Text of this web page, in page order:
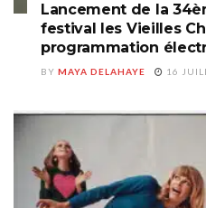
Lancement de la
festival les Vieilles
programmation
BY MAYA DELAHAYE 16